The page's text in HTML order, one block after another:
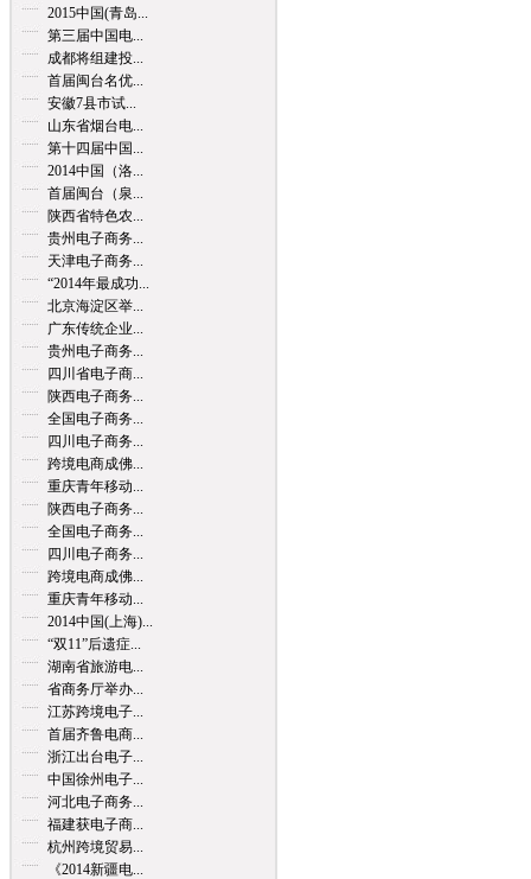
2015中国(青岛...
第三届中国电...
成都将组建投...
首届闽台名优...
安徽7县市试...
山东省烟台电...
第十四届中国...
2014中国（洛...
首届闽台（泉...
陕西省特色农...
贵州电子商务...
天津电子商务...
“2014年最成功...
北京海淀区举...
广东传统企业...
贵州电子商务...
四川省电子商...
陕西电子商务...
全国电子商务...
四川电子商务...
跨境电商成佛...
重庆青年移动...
陕西电子商务...
全国电子商务...
四川电子商务...
跨境电商成佛...
重庆青年移动...
2014中国(上海)...
“双11”后遗症...
湖南省旅游电...
省商务厅举办...
江苏跨境电子...
首届齐鲁电商...
浙江出台电子...
中国徐州电子...
河北电子商务...
福建获电子商...
杭州跨境贸易...
《2014新疆电...